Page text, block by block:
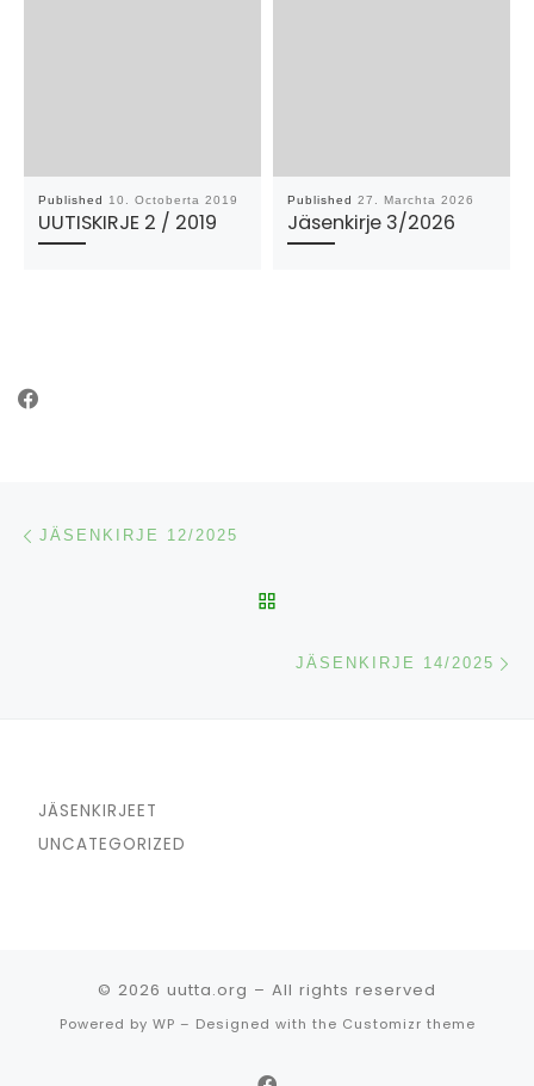
Published 10. Octoberta 2019
UUTISKIRJE 2 / 2019
Published 27. Marchta 2026
Jäsenkirje 3/2026
Post navigation
JÄSENKIRJE 12/2025
JÄSENKIRJE 14/2025
JÄSENKIRJEET
UNCATEGORIZED
© 2026 uutta.org – All rights reserved
Powered by WP – Designed with the Customizr theme